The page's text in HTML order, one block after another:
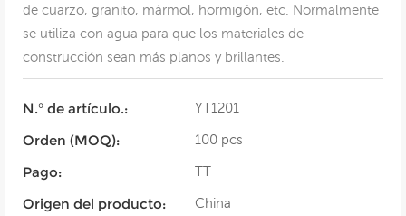
de cuarzo, granito, mármol, hormigón, etc. Normalmente
se utiliza con agua para que los materiales de
construcción sean más planos y brillantes.
N.° de artículo.: YT1201
Orden (MOQ): 100 pcs
Pago: TT
Origen del producto: China